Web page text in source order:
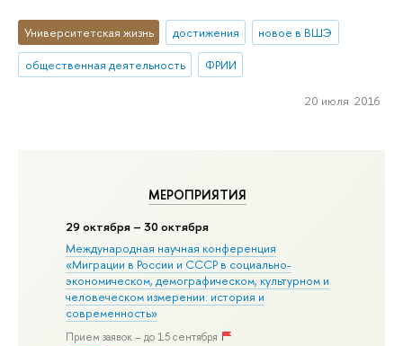
МЕРОПРИЯТИЯ
29 октября – 30 октября
Международная научная конференция
«Миграции в Росcии и СССР в социально-
экономическом, демографическом, культурном и
человеческом измерении: история и
современность»
Прием заявок – до 15 сентября
Университетская жизнь достижения
новое в ВШЭ
общественная деятельность
ФРИИ
20 июля 2016